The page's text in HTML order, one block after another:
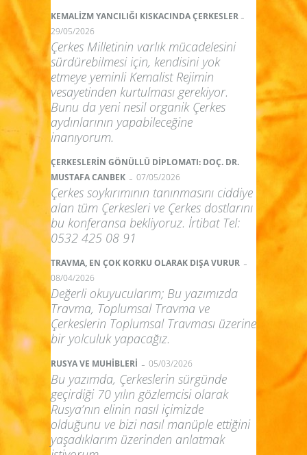
KEMALİZM YANCILIĞI KISKACINDA ÇERKESLER -
29/05/2026
Çerkes Milletinin varlık mücadelesini
sürdürebilmesi için, kendisini yok
etmeye yeminli Kemalist Rejimin
vesayetinden kurtulması gerekiyor.
Bunu da yeni nesil organik Çerkes
aydınlarının yapabileceğine
inanıyorum.
ÇERKESLERİN GÖNÜLLÜ DİPLOMATI: DOÇ. DR.
MUSTAFA CANBEK - 07/05/2026
Çerkes soykırımının tanınmasını ciddiye
alan tüm Çerkesleri ve Çerkes dostlarını
bu konferansa bekliyoruz. İrtibat Tel:
0532 425 08 91
TRAVMA, EN ÇOK KORKU OLARAK DIŞA VURUR -
08/04/2026
Değerli okuyucularım; Bu yazımızda
Travma, Toplumsal Travma ve
Çerkeslerin Toplumsal Travması üzerine
bir yolculuk yapacağız.
RUSYA VE MUHİBLERİ - 05/03/2026
Bu yazımda, Çerkeslerin sürgünde
geçirdiği 70 yılın gözlemcisi olarak
Rusya’nın elinin nasıl içimizde
olduğunu ve bizi nasıl manüple ettiğini
yaşadıklarım üzerinden anlatmak